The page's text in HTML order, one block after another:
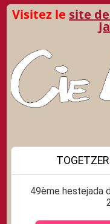
Visitez le site